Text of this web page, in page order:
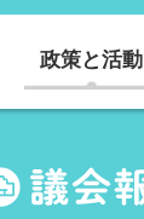
政策と活動